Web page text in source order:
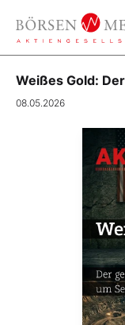
Weißes Gold:
08.05.2026